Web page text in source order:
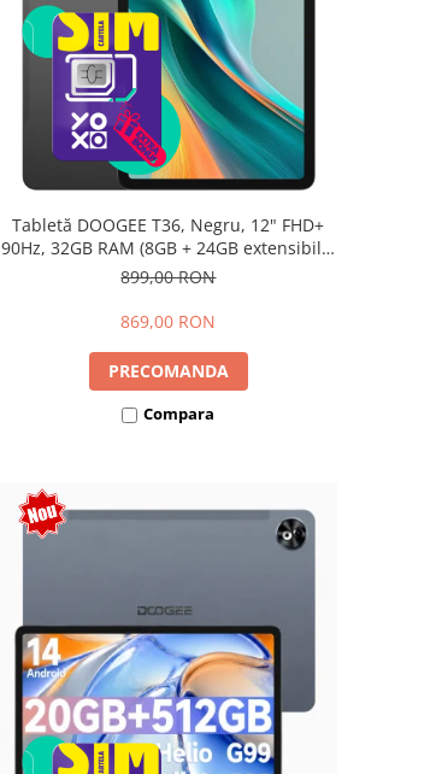
Tabletă DOOGEE T36, Negru, 12" FHD+
90Hz, 32GB RAM (8GB + 24GB extensibili),
256GB, Android 15, 8800mAh, Dual SIM
899,00 RON
869,00 RON
PRECOMANDA
Compara